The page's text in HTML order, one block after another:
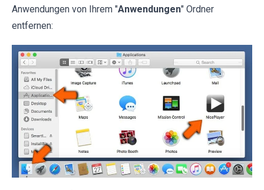
Anwendungen von Ihrem "Anwendungen" Ordner
entfernen: